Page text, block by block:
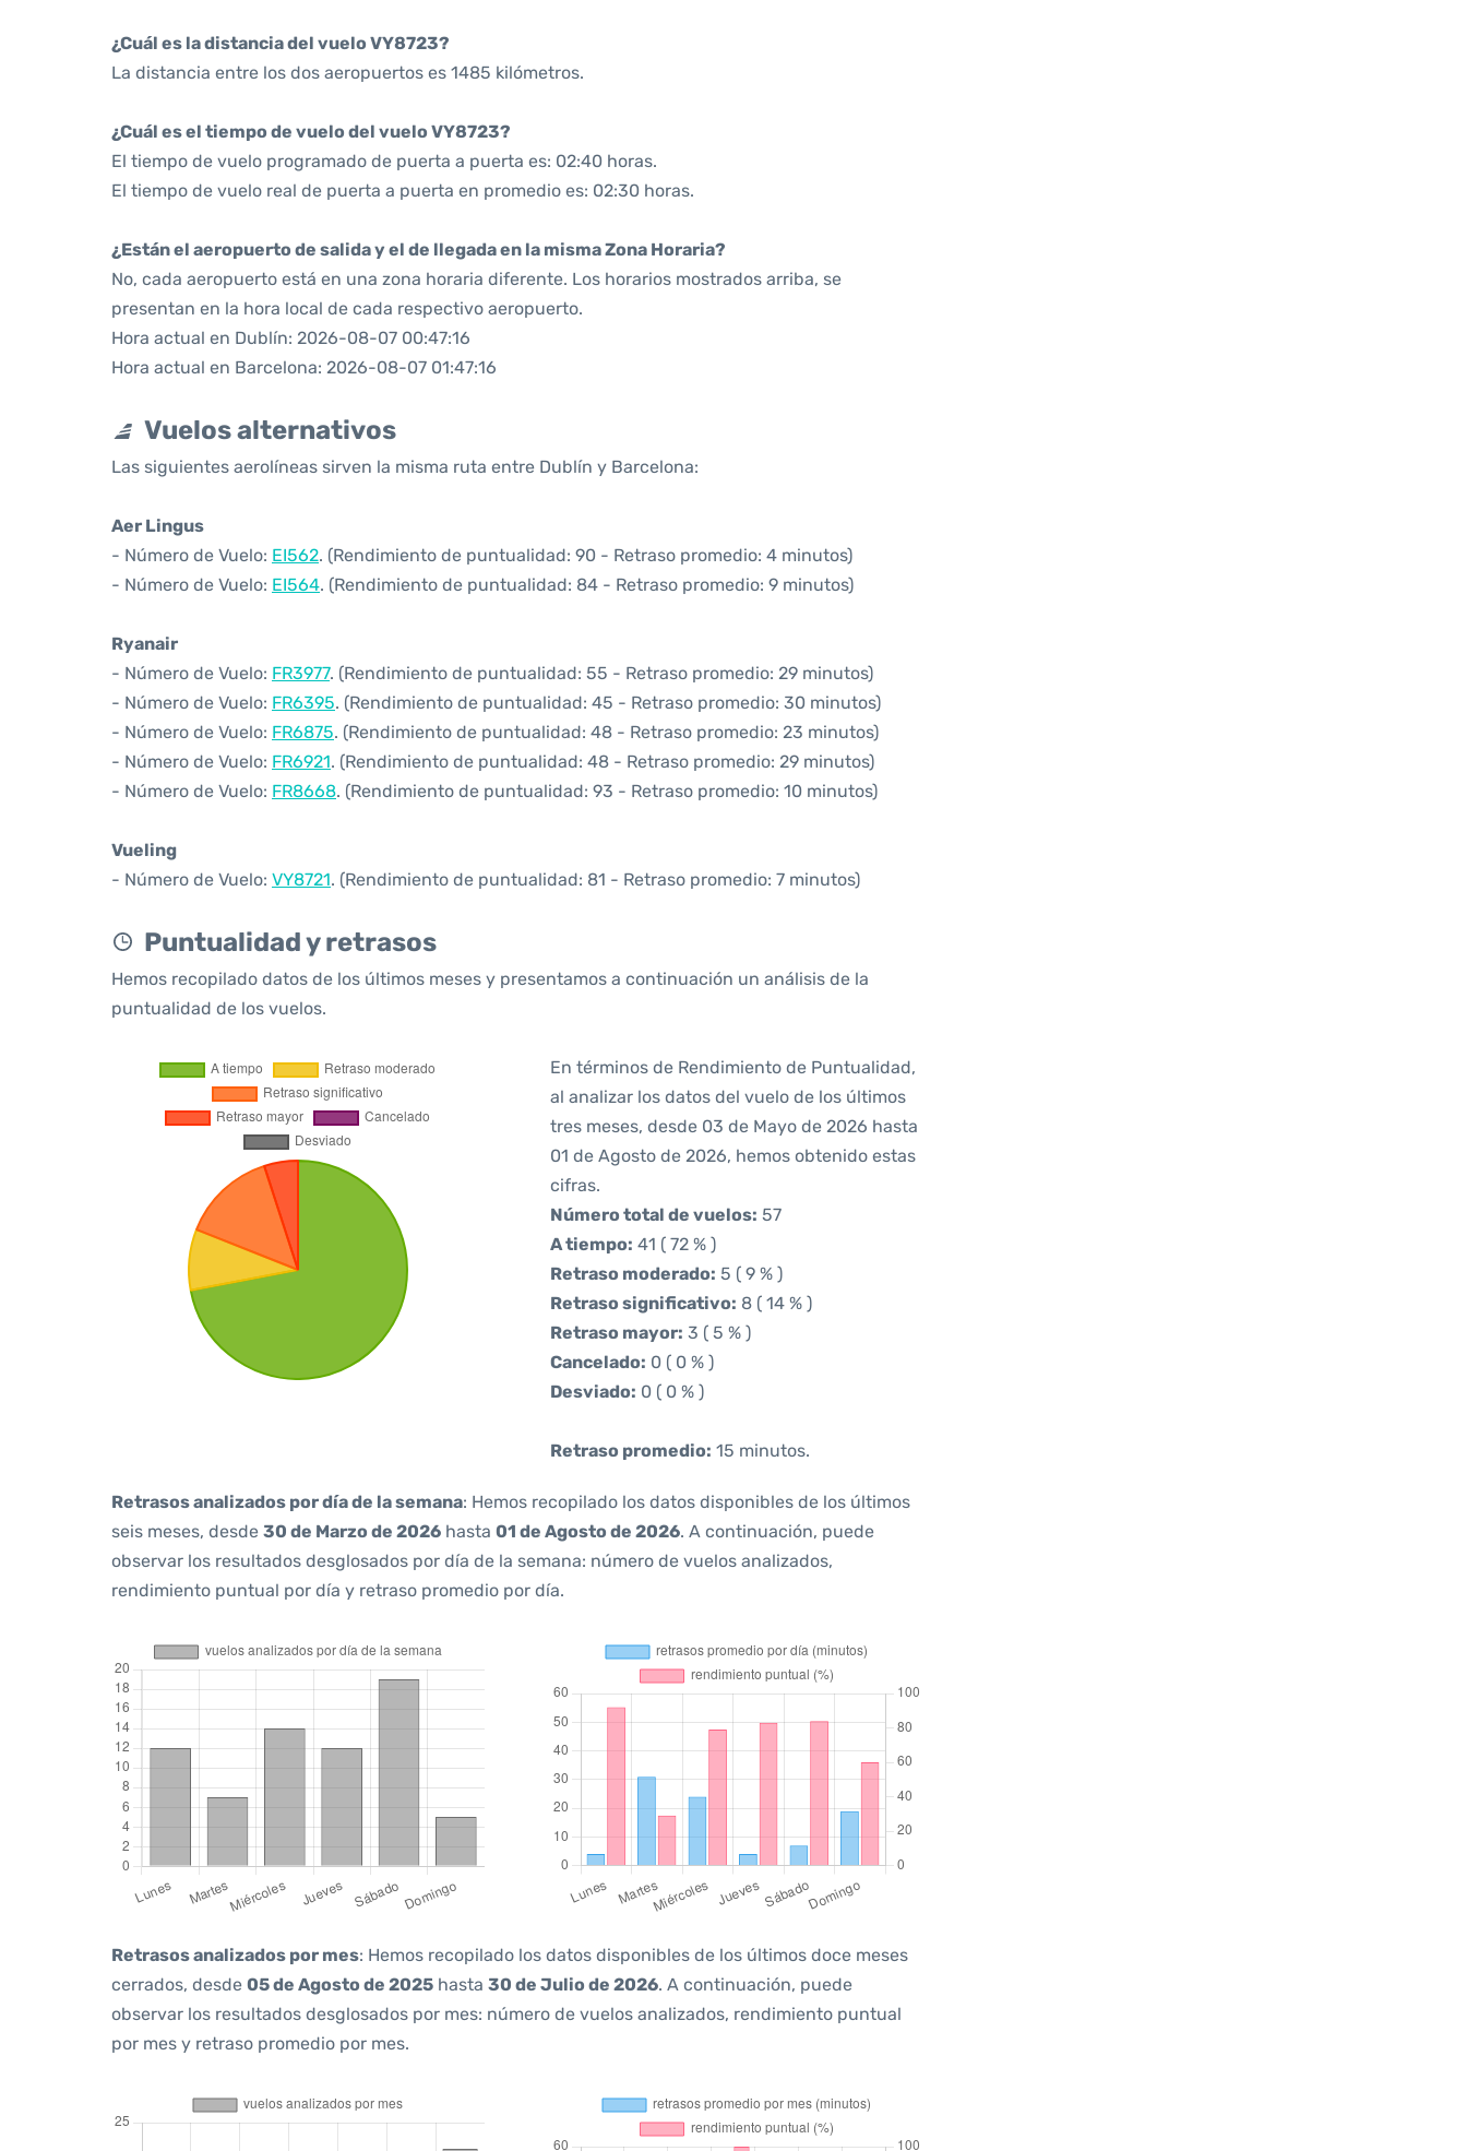
¿Cuál es la distancia del vuelo VY8723?
La distancia entre los dos aeropuertos es 1485 kilómetros.
¿Cuál es el tiempo de vuelo del vuelo VY8723?
El tiempo de vuelo programado de puerta a puerta es: 02:40 horas.
El tiempo de vuelo real de puerta a puerta en promedio es: 02:30 horas.
¿Están el aeropuerto de salida y el de llegada en la misma Zona Horaria?
No, cada aeropuerto está en una zona horaria diferente. Los horarios mostrados arriba, se
presentan en la hora local de cada respectivo aeropuerto.
Hora actual en Dublín: 2026-08-07 00:47:16
Hora actual en Barcelona: 2026-08-07 01:47:16
Vuelos alternativos
Las siguientes aerolíneas sirven la misma ruta entre Dublín y Barcelona:
Aer Lingus
- Número de Vuelo: EI562. (Rendimiento de puntualidad: 90 - Retraso promedio: 4 minutos)
- Número de Vuelo: EI564. (Rendimiento de puntualidad: 84 - Retraso promedio: 9 minutos)
Ryanair
- Número de Vuelo: FR3977. (Rendimiento de puntualidad: 55 - Retraso promedio: 29 minutos)
- Número de Vuelo: FR6395. (Rendimiento de puntualidad: 45 - Retraso promedio: 30 minutos)
- Número de Vuelo: FR6875. (Rendimiento de puntualidad: 48 - Retraso promedio: 23 minutos)
- Número de Vuelo: FR6921. (Rendimiento de puntualidad: 48 - Retraso promedio: 29 minutos)
- Número de Vuelo: FR8668. (Rendimiento de puntualidad: 93 - Retraso promedio: 10 minutos)
Vueling
- Número de Vuelo: VY8721. (Rendimiento de puntualidad: 81 - Retraso promedio: 7 minutos)
Puntualidad y retrasos
Hemos recopilado datos de los últimos meses y presentamos a continuación un análisis de la
puntualidad de los vuelos.
En términos de Rendimiento de Puntualidad,
al analizar los datos del vuelo de los últimos
tres meses, desde 03 de Mayo de 2026 hasta
01 de Agosto de 2026, hemos obtenido estas
cifras.
Número total de vuelos: 57
A tiempo: 41 ( 72 % )
Retraso moderado: 5 ( 9 % )
Retraso significativo: 8 ( 14 % )
Retraso mayor: 3 ( 5 % )
Cancelado: 0 ( 0 % )
Desviado: 0 ( 0 % )
Retraso promedio: 15 minutos.
Retrasos analizados por día de la semana: Hemos recopilado los datos disponibles de los últimos
seis meses, desde 30 de Marzo de 2026 hasta 01 de Agosto de 2026. A continuación, puede
observar los resultados desglosados por día de la semana: número de vuelos analizados,
rendimiento puntual por día y retraso promedio por día.
Retrasos analizados por mes: Hemos recopilado los datos disponibles de los últimos doce meses
cerrados, desde 05 de Agosto de 2025 hasta 30 de Julio de 2026. A continuación, puede
observar los resultados desglosados por mes: número de vuelos analizados, rendimiento puntual
por mes y retraso promedio por mes.